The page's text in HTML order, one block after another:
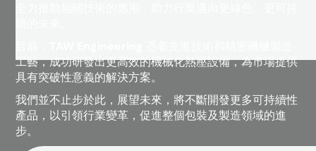
工藝，成功研發出更高效的機械化熱壓設備，為市場提供
具有突破性意義的解決方案。
我們並不止步於此，展望未來，將不斷開發更多可持續性
產品，以引領行業變革，促進整個包裝及製造領域的進
步。